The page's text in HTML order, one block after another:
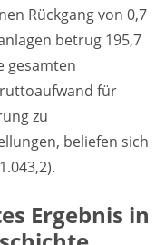
Rückgang von 0,7
betrug 195,7
gesamten
für
zu
beliefen sich
Ergebnis in